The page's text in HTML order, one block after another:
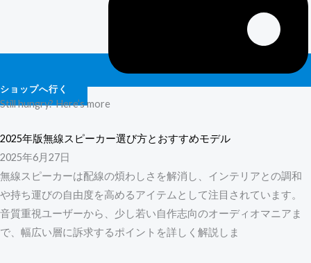
ショップへ行く
Still hungry? Here’s more
2025年版無線スピーカー選び方とおすすめモデル
2025年6月27日
無線スピーカーは配線の煩わしさを解消し、インテリアとの調和
や持ち運びの自由度を高めるアイテムとして注目されています。
音質重視ユーザーから、少し若い自作志向のオーディオマニアま
で、幅広い層に訴求するポイントを詳しく解説しま